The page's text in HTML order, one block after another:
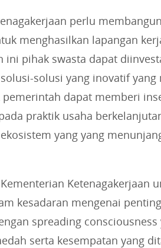
perlu
menghasilkan lapangan
pihak swasta dapat
solusi yang inovatif yang
dapat memberi
praktik usaha
yang yang
Ketenagakerjaan
kesadaran mengenai
spreading consciousness
serta kesempatan yang